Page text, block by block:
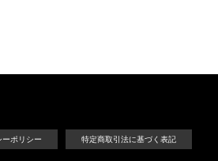
ーポリシー 特定商取引法に基づく表記